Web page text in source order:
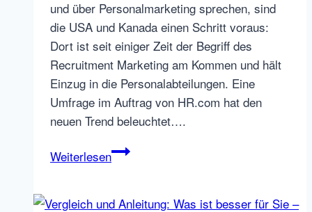
und über Personalmarketing sprechen, sind
die USA und Kanada einen Schritt voraus:
Dort ist seit einiger Zeit der Begriff des
Recruitment Marketing am Kommen und hält
Einzug in die Personalabteilungen. Eine
Umfrage im Auftrag von HR.com hat den
neuen Trend beleuchtet….
WeiterlesenDer
Report: